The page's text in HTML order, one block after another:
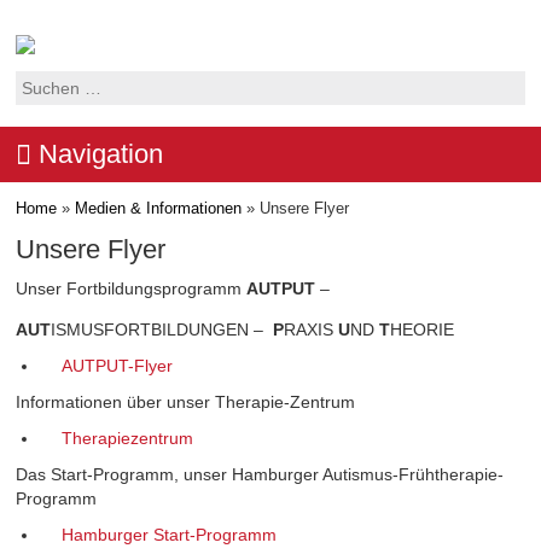
Suchen
Navigation
Home » Medien & Informationen » Unsere Flyer
Unsere Flyer
Unser Fortbildungsprogramm AUTPUT –
AUTISMUSFORTBILDUNGEN – PRAXIS UND THEORIE
AUTPUT-Flyer
Informationen über unser Therapie-Zentrum
Therapiezentrum
Das Start-Programm, unser Hamburger Autismus-Frühtherapie-
Programm
Hamburger Start-Programm